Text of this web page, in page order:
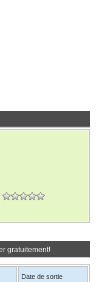
gratuitement!
Date de sortie